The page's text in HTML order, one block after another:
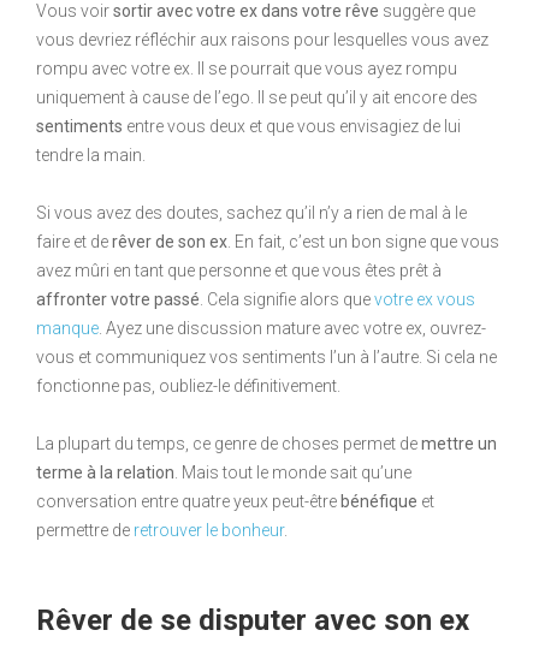
Vous voirsortir avec votre ex dans votre rêve suggère que
vous devriez réfléchir aux raisons pour lesquelles vous avez
rompu avec votre ex. Il se pourrait que vous ayez rompu
uniquement à cause de l’ego. Il se peut qu’il y ait encore des
sentiments entre vous deux et que vous envisagiez de lui
tendre la main.
Si vous avez des doutes, sachez qu’il n’y a rien de mal à le
faire et derêver de son ex. En fait, c’est un bon signe que vous
avez mûri en tant que personne et que vous êtes prêt à
affronter votre passé. Cela signifie alors quevotre ex vous
manque. Ayez une discussion mature avec votre ex, ouvrez-
vous et communiquez vos sentiments l’un à l’autre. Si cela ne
fonctionne pas, oubliez-le définitivement.
La plupart du temps, ce genre de choses permet demettre un
terme à la relation. Mais tout le monde sait qu’une
conversation entre quatre yeux peut-être bénéfique et
permettre de retrouver le bonheur.
Rêver de se disputer avec son ex